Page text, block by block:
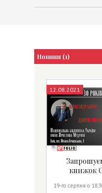
Новини (1)
12.08.2021
книжок
19-го серпня о